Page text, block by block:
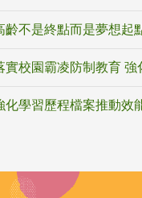
齡不是終點而是夢想起
實校園霸凌防制教育 強
化學習歷程檔案推動效